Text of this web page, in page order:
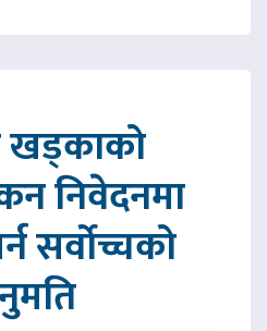
खड्काको
निवेदनमा
सर्वोच्चको